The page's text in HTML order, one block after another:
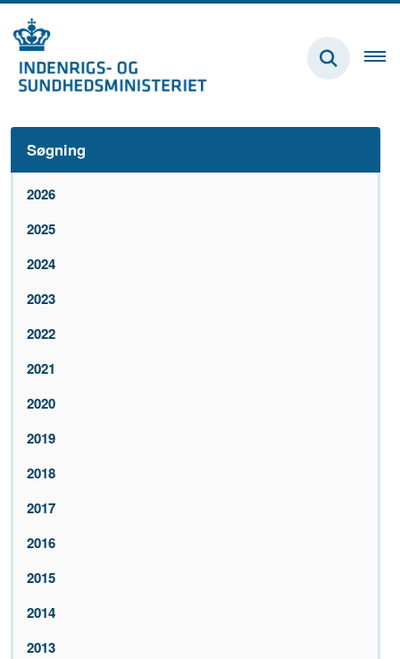
Søgning
2026
2025
2024
2023
2022
2021
2020
2019
2018
2017
2016
2015
2014
2013